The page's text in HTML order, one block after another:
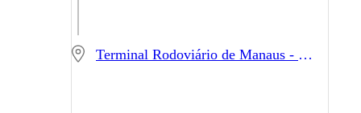
Terminal Rodoviário de Manaus - Manaus - AM